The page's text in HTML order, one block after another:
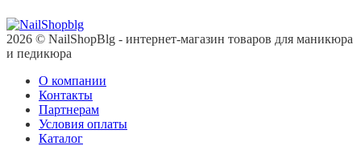
2026 © NailShopBlg - интернет-магазин товаров для маникюра
и педикюра
О компании
Контакты
Партнерам
Условия оплаты
Каталог